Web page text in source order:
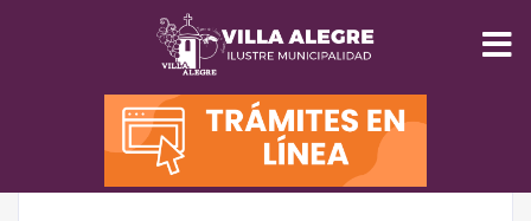
INICIO
MUNICIPALIDAD